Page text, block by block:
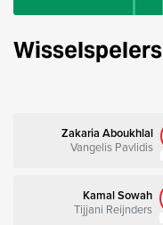
Wisselspelers
Zakaria Aboukhlal
Vangelis Pavlidis
Kamal Sowah
Tijjani Reijnders